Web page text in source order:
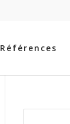
Références